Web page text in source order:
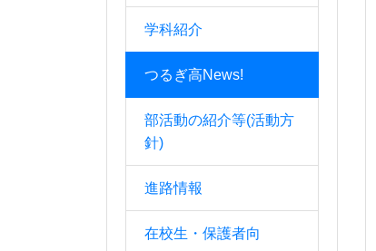
学科紹介
つるぎ高News!
部活動の紹介等(活動方
針)
進路情報
在校生・保護者向